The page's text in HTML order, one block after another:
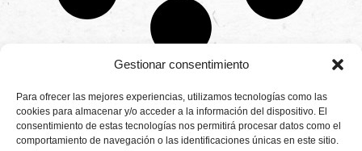
Gestionar consentimiento
Para ofrecer las mejores experiencias, utilizamos tecnologías como las
cookies para almacenar y/o acceder a la información del dispositivo. El
consentimiento de estas tecnologías nos permitirá procesar datos como el
comportamiento de navegación o las identificaciones únicas en este sitio.
Productores
de
fresas,
CONTÁCTANOS
Camino de
Montemayor s/n
21800 Moguer.
Huelva ESPAÑA.
Aviso legal
Política de
privacidad